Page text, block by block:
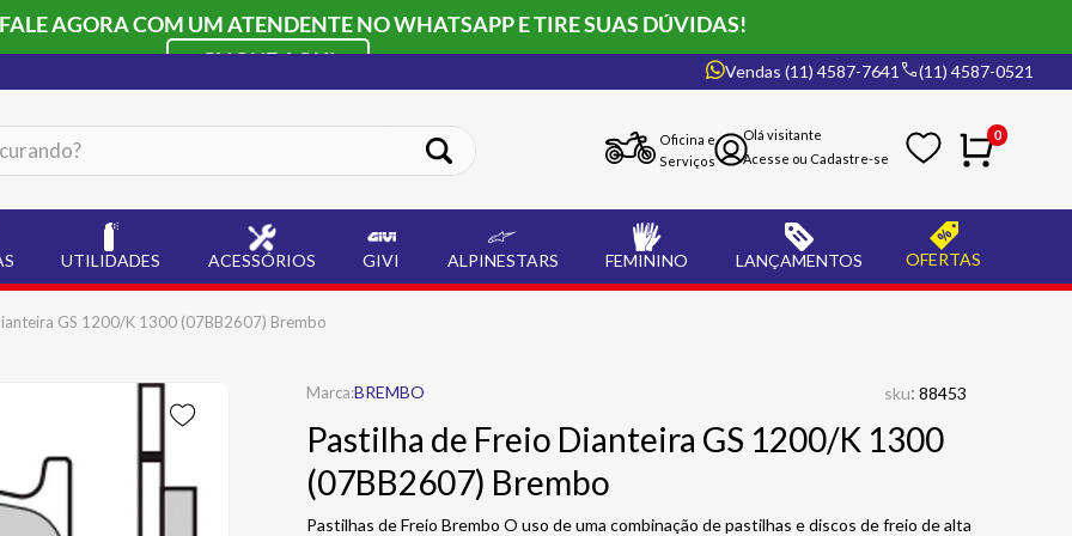
AGORA COM UM ATENDENTE NO WHATSAPP E TIRE SUAS DÚVIDAS!
CLIQUE AQUI
Vendas (11) 4587-7641 (11) 4587-0521
Oficina e
Serviços
0
UTILIDADES ACESSÓRIOS GIVI ALPINESTARS FEMININO LANÇAMENTOS OFERTAS
GS 1200/K 1300 (07BB2607) Brembo
BREMBO sku: 88453
Pastilha de Freio Dianteira GS 1200/K 1300
(07BB2607) Brembo
Pastilhas de Freio Brembo O uso de uma combinação de pastilhas e discos de freio de alta